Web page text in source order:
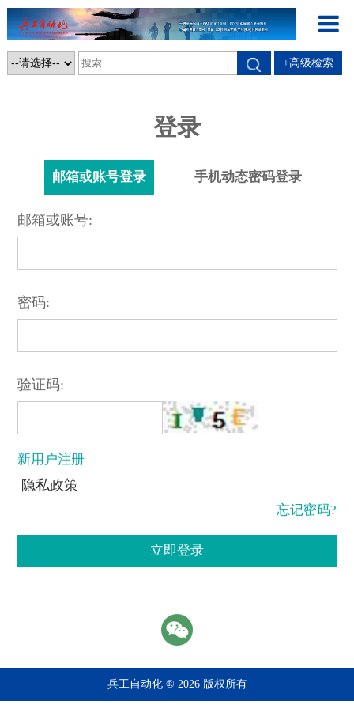
+高级检索
登录
邮箱或账号登录 手机动态密码登录
邮箱或账号:
密码:
验证码:
新用户注册
隐私政策
忘记密码?
立即登录
兵工自动化 ® 2026 版权所有